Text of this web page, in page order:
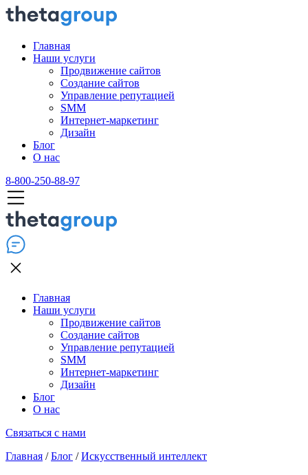
Главная
Наши услуги
Продвижение сайтов
Создание сайтов
Управление репутацией
SMM
Интернет-маркетинг
Дизайн
Блог
О нас
8-800-250-88-97
Главная
Наши услуги
Продвижение сайтов
Создание сайтов
Управление репутацией
SMM
Интернет-маркетинг
Дизайн
Блог
О нас
Связаться с нами
Главная /Блог /Искусственный интеллект